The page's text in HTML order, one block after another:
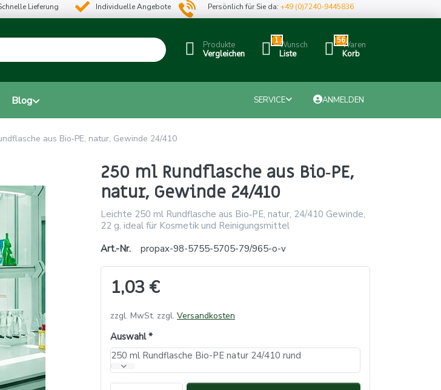
Lieferung Individuelle Angebote Persönlich für Sie da:+49 (0)7240-9445836
Produkte
Vergleichen
1Wunsch
Liste
56Waren
Korb
Blog SERVICE ANMELDEN
aus Bio‑PE, natur, Gewinde 24/410
250 ml Rundflasche aus Bio‑PE,
natur, Gewinde 24/410
Leichte 250 ml Rundflasche aus Bio‑PE, natur, 24/410 Gewinde,
22 g, ideal für Kosmetik und Reinigungsmittel
Art.-Nr.
propax-98-5755-5705-79/965-o-v
1,03 €
zzgl. MwSt. zzgl. Versandkosten
Auswahl
250 ml Rundflasche Bio-PE natur 24/410 rund